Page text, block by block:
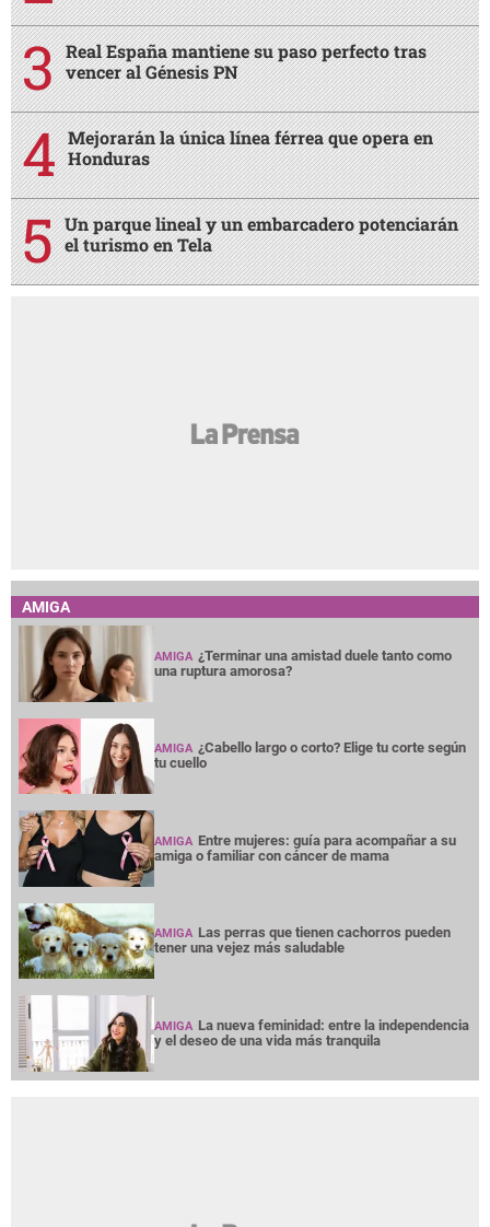
Real España mantiene su paso perfecto tras
vencer al Génesis PN
Mejorarán la única línea férrea que opera en
Honduras
Un parque lineal y un embarcadero potenciarán
el turismo en Tela
AMIGA
AMIGA ¿Terminar una amistad duele tanto como
una ruptura amorosa?
AMIGA ¿Cabello largo o corto? Elige tu corte según
tu cuello
AMIGA Entre mujeres: guía para acompañar a su
amiga o familiar con cáncer de mama
AMIGA Las perras que tienen cachorros pueden
tener una vejez más saludable
AMIGA La nueva feminidad: entre la independencia
y el deseo de una vida más tranquila